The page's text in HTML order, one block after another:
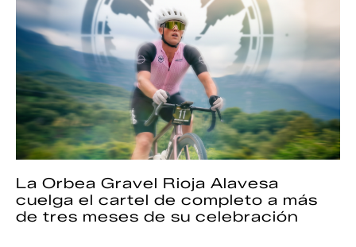
La Orbea Gravel Rioja Alavesa
cuelga el cartel de completo a más
de tres meses de su celebración